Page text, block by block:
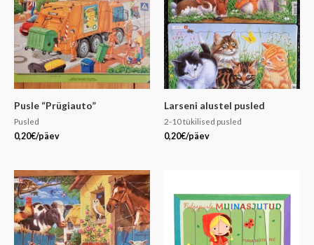
Pusle “Prügiauto”
Pusled
0,20€/päev
Larseni alustel pusled
2-10 tükilised pusled
0,20€/päev